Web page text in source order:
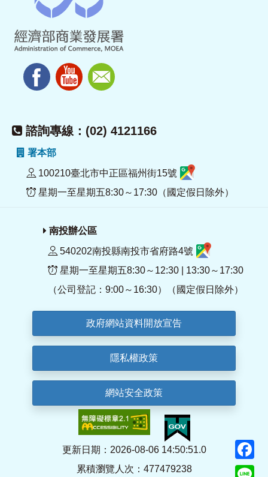
諮詢專線：(02) 4121166
署本部
100210臺北市中正區福州街15號
星期一至星期五8:30～17:30（國定假日除外）
南投辦公區
540202南投縣南投市省府路4號
星期一至星期五8:30～12:30 | 13:30～17:30
（公司登記：9:00～16:30）（國定假日除外）
政府網站資料開放宣告
隱私權政策
網站安全政策
更新日期：2026-08-06 14:50:51.0
累積瀏覽人次：477479238